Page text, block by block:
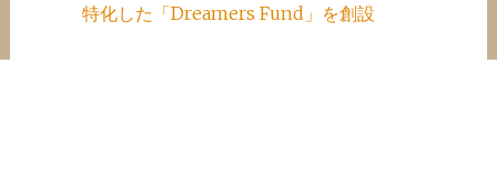
特化した「Dreamers Fund」を創設